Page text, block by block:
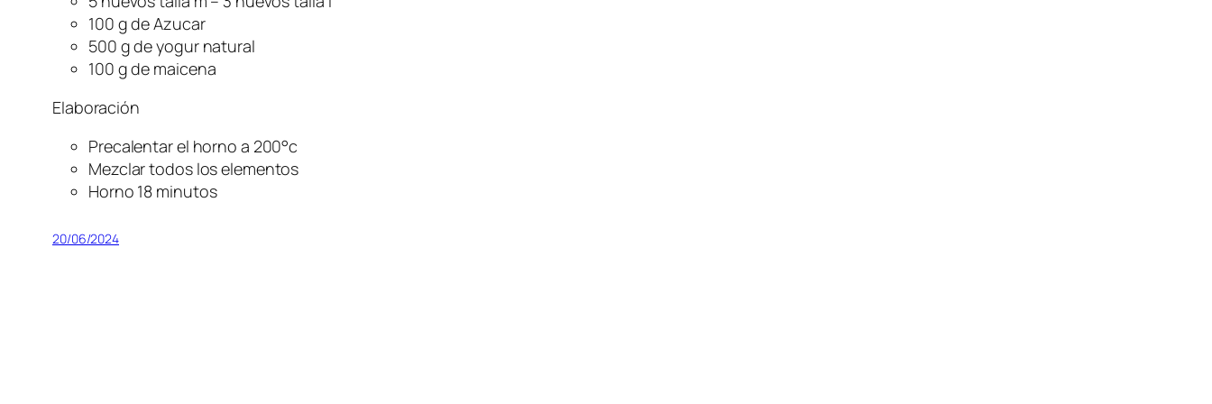
100 g de Azucar
500 g de yogur natural
100 g de maicena
Elaboración
Precalentar el horno a 200°c
Mezclar todos los elementos
Horno 18 minutos
20/06/2024